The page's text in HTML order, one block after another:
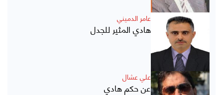
عامر الدميني
هادي المثير للجدل
علي عشال
عن حكم هادي